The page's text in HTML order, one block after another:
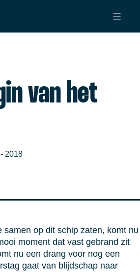
van het
2018
samen op dit schip zaten, komt nu
moment dat vast gebrand zit
nu een drang voor nog een
gaat van blijdschap naar